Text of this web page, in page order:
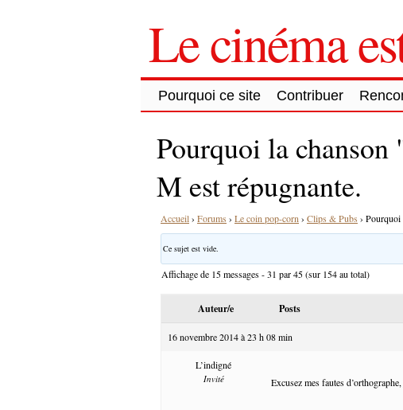
Le cinéma
Pourquoi ce site Contribuer
Pourquoi la
M est répugnante.
Accueil› Forums › Le coin pop-corn › Clips & Pubs › Pourquoi
Ce sujet est vide.
Affichage de 15 messages - 31 par 45 (sur 154 au total)
Auteur/e Posts
16 novembre 2014 à 23 h 08 min
L’indigné
Invité Excusez mes fautes